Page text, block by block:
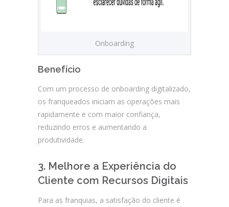
Onboarding
Benefício
Com um processo de onboarding digitalizado,
os franqueados iniciam as operações mais
rapidamente e com maior confiança,
reduzindo erros e aumentando a
produtividade.
3. Melhore a Experiência do
Cliente com Recursos Digitais
Para as franquias, a satisfação do cliente é